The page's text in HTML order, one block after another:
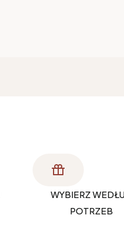
WYBIERZ
POTRZEB